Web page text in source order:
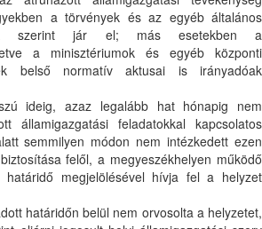
a törvények és az egyéb általános
szerint jár el; más esetekben a
a minisztériumok és egyéb központi
belső normatív aktusai is irányadóak
ideig, azaz legalább hat hónapig nem
államigazgatási feladatokkal kapcsolatos
semmilyen módon nem intézkedett ezen
felől, a megyeszékhelyen működő
megjelölésével hívja fel a helyzet
határidőn belül nem orvosolta a helyzetet,